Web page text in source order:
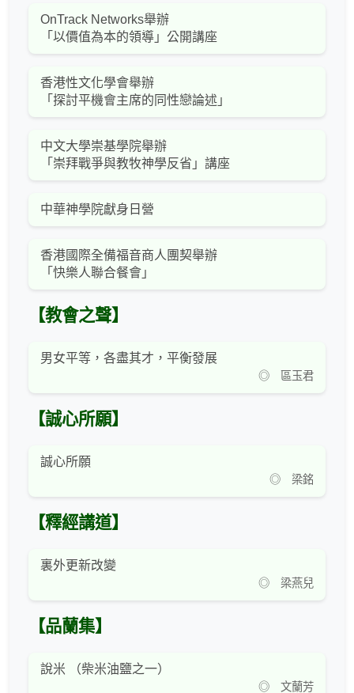
OnTrack Networks舉辦
「以價值為本的領導」公開講座
香港性文化學會舉辦
「探討平機會主席的同性戀論述」
中文大學崇基學院舉辦
「崇拜戰爭與教牧神學反省」講座
中華神學院獻身日營
香港國際全備福音商人團契舉辦
「快樂人聯合餐會」
【教會之聲】
男女平等，各盡其才，平衡發展
◎ 區玉君
【誠心所願】
誠心所願
◎ 梁銘
【釋經講道】
裏外更新改變
◎ 梁燕兒
【品蘭集】
說米 （柴米油鹽之一）
◎ 文蘭芳